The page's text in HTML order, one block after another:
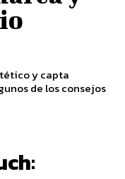
y capta
de los consejos